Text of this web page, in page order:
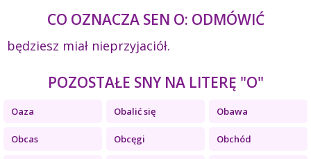
CO OZNACZA SEN O: ODMÓWIĆ
będziesz miał nieprzyjaciół.
POZOSTAŁE SNY NA LITERĘ "O"
Oaza Obalić się Obawa
Obcas Obcęgi Obchód